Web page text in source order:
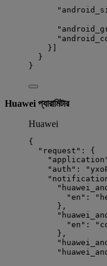
}]
}
}
Huawei প্যারামিটার
Huawei
{
"request" : {
"auth" : "
"en" : "
},
"en" : "
},